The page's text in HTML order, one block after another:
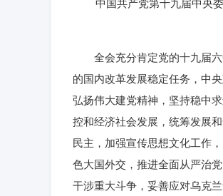
中国共产党第十九届中央委
全会充分肯定党的十九届六
的国内改革发展稳定任务，中
弘扬伟大建党精神，坚持稳中
控和经济社会发展，统筹发展
民主，加强宣传思想文化工作
色大国外交，推进全面从严治
干涉重大斗争，妥善应对乌克